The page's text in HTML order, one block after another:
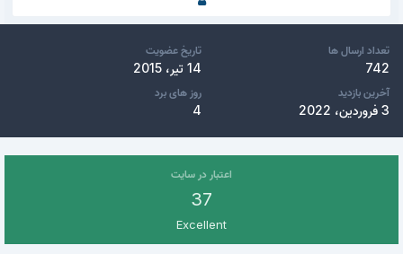
تعداد ارسال ها
742
تاریخ عضویت
14 تیر، 2015
آخرین بازدید
3 فروردین، 2022
روز های برد
4
اعتبار در سایت
37
Excellent